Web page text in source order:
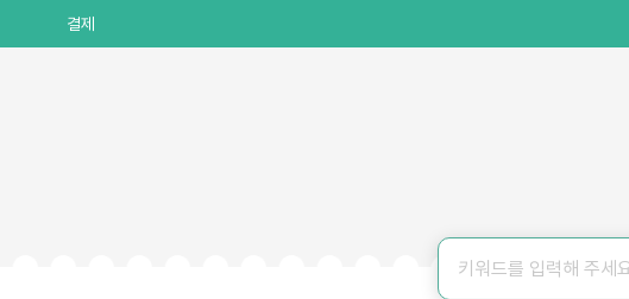
결제